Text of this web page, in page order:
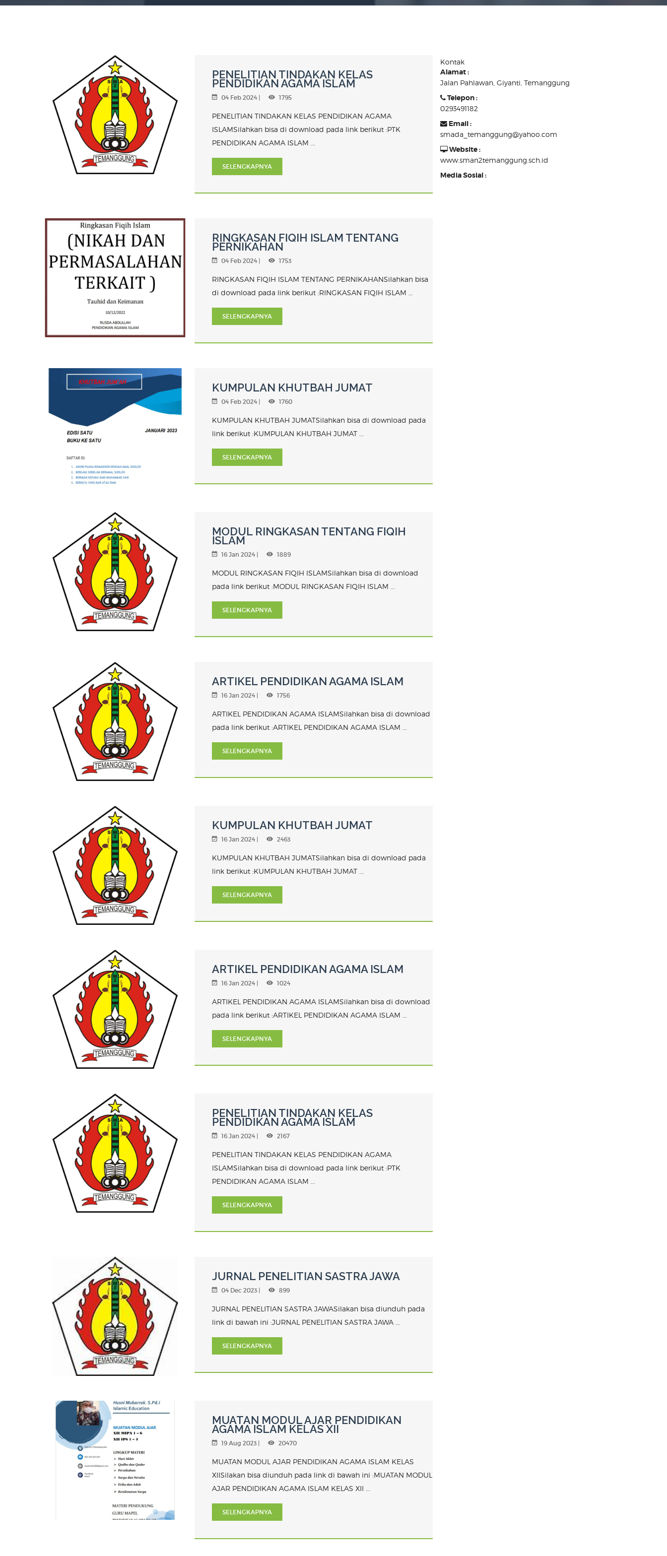
PENELITIAN TINDAKAN KELAS
PENDIDIKAN AGAMA ISLAM
04 Feb 2024 | 1795
PENELITIAN TINDAKAN KELAS PENDIDIKAN AGAMA
ISLAMSilahkan bisa di download pada link berikut :PTK
PENDIDIKAN AGAMA ISLAM ...
SELENGKAPNYA
RINGKASAN FIQIH ISLAM TENTANG
PERNIKAHAN
04 Feb 2024 | 1753
RINGKASAN FIQIH ISLAM TENTANG PERNIKAHANSilahkan bisa
di download pada link berikut :RINGKASAN FIQIH ISLAM ...
SELENGKAPNYA
KUMPULAN KHUTBAH JUMAT
04 Feb 2024 | 1760
KUMPULAN KHUTBAH JUMATSilahkan bisa di download pada
link berikut :KUMPULAN KHUTBAH JUMAT ...
SELENGKAPNYA
MODUL RINGKASAN TENTANG FIQIH
ISLAM
16 Jan 2024 | 1889
MODUL RINGKASAN FIQIH ISLAMSilahkan bisa di download
pada link berikut :MODUL RINGKASAN FIQIH ISLAM ...
SELENGKAPNYA
ARTIKEL PENDIDIKAN AGAMA ISLAM
16 Jan 2024 | 1756
ARTIKEL PENDIDIKAN AGAMA ISLAMSilahkan bisa di download
pada link berikut :ARTIKEL PENDIDIKAN AGAMA ISLAM ...
SELENGKAPNYA
KUMPULAN KHUTBAH JUMAT
16 Jan 2024 | 2463
KUMPULAN KHUTBAH JUMATSilahkan bisa di download pada
link berikut :KUMPULAN KHUTBAH JUMAT ...
SELENGKAPNYA
ARTIKEL PENDIDIKAN AGAMA ISLAM
16 Jan 2024 | 1024
ARTIKEL PENDIDIKAN AGAMA ISLAMSilahkan bisa di download
pada link berikut :ARTIKEL PENDIDIKAN AGAMA ISLAM ...
SELENGKAPNYA
PENELITIAN TINDAKAN KELAS
PENDIDIKAN AGAMA ISLAM
16 Jan 2024 | 2167
PENELITIAN TINDAKAN KELAS PENDIDIKAN AGAMA
ISLAMSilahkan bisa di download pada link berikut :PTK
PENDIDIKAN AGAMA ISLAM ...
SELENGKAPNYA
JURNAL PENELITIAN SASTRA JAWA
04 Dec 2023 | 899
JURNAL PENELITIAN SASTRA JAWASilakan bisa diunduh pada
link di bawah ini :JURNAL PENELITIAN SASTRA JAWA ...
SELENGKAPNYA
MUATAN MODUL AJAR PENDIDIKAN
AGAMA ISLAM KELAS XII
19 Aug 2023 | 20470
MUATAN MODUL AJAR PENDIDIKAN AGAMA ISLAM KELAS
XIISilakan bisa diunduh pada link di bawah ini :MUATAN MODUL
AJAR PENDIDIKAN AGAMA ISLAM KELAS XII ...
SELENGKAPNYA
Kontak
Alamat :
Jalan Pahlawan, Giyanti, Temanggung
Telepon :
0293491182
Email :
smada_temanggung@yahoo.com
Website :
www.sman2temanggung.sch.id
Media Sosial :